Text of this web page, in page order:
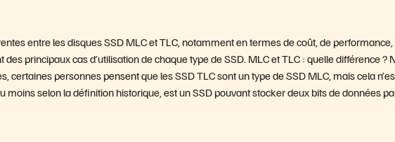
entre les disques SSD MLC et TLC, notamment en termes de coût, de
principaux cas d’utilisation de chaque type de SSD. MLC et TLC : quelle différence ?
certaines personnes pensent que les SSD TLC sont un type de SSD MLC, mais cela
moins selon la définition historique, est un SSD pouvant stocker deux bits de données